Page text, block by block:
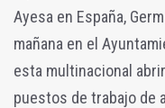
Ayesa en España,
mañana en el
esta multinacional
puestos de trabajo de